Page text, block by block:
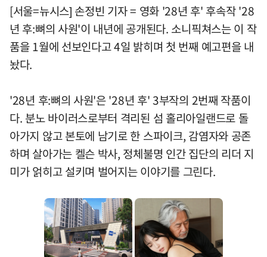
[서울=뉴시스] 손정빈 기자 = 영화 '28년 후' 후속작 '28
년 후:뼈의 사원'이 내년에 공개된다. 소니픽쳐스는 이 작
품을 1월에 선보인다고 4일 밝히며 첫 번째 예고편을 내
놨다.
'28년 후:뼈의 사원'은 '28년 후' 3부작의 2번째 작품이
다. 분노 바이러스로부터 격리된 섬 홀리아일랜드로 돌
아가지 않고 본토에 남기로 한 스파이크, 감염자와 공존
하며 살아가는 켈슨 박사, 정체불명 인간 집단의 리더 지
미가 얽히고 설키며 벌어지는 이야기를 그린다.